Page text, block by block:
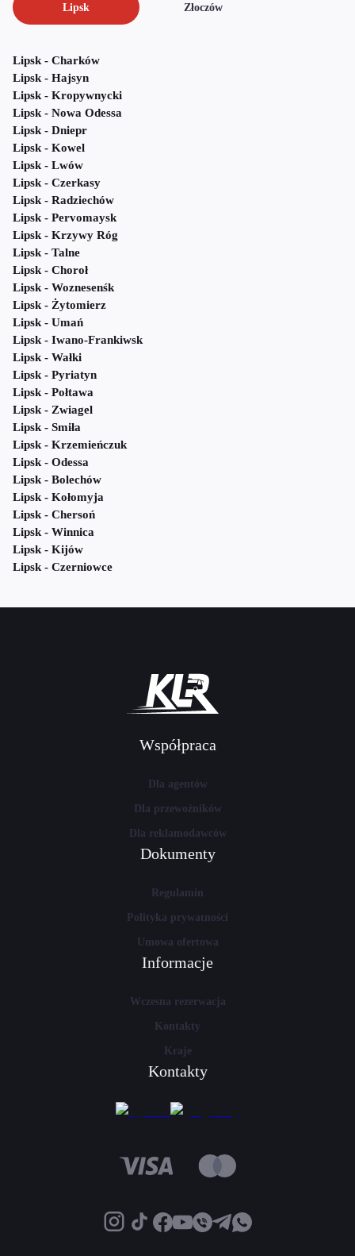
Lipsk Złoczów
Lipsk - Charków
Lipsk - Hajsyn
Lipsk - Kropywnycki
Lipsk - Nowa Odessa
Lipsk - Dniepr
Lipsk - Kowel
Lipsk - Lwów
Lipsk - Czerkasy
Lipsk - Radziechów
Lipsk - Pervomaysk
Lipsk - Krzywy Róg
Lipsk - Talne
Lipsk - Choroł
Lipsk - Woznesenśk
Lipsk - Żytomierz
Lipsk - Umań
Lipsk - Iwano-Frankiwsk
Lipsk - Wałki
Lipsk - Pyriatyn
Lipsk - Połtawa
Lipsk - Zwiagel
Lipsk - Smiła
Lipsk - Krzemieńczuk
Lipsk - Odessa
Lipsk - Bolechów
Lipsk - Kołomyja
Lipsk - Chersoń
Lipsk - Winnica
Lipsk - Kijów
Lipsk - Czerniowce
Współpraca
Dla agentów
Dla przewoźników
Dla reklamodawców
Dokumenty
Regulamin
Polityka prywatności
Umowa ofertowa
Informacje
Wczesna rezerwacja
Kontakty
Kraje
Kontakty